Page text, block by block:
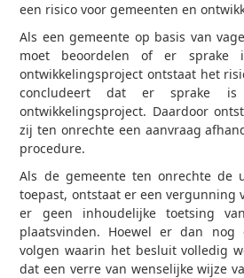
een risico voor gemeenten en
Als een gemeente op basis van
moet beoordelen of er sprake
ontwikkelingsproject ontstaat het
concludeert dat er sprake
ontwikkelingsproject. Daardoor
zij ten onrechte een aanvraag
procedure.
Als de gemeente ten onrechte de
toepast, ontstaat er een vergunning
er geen inhoudelijke toetsing
plaatsvinden. Hoewel er dan nog
volgen waarin het besluit volledig
dat een verre van wenselijke wijze